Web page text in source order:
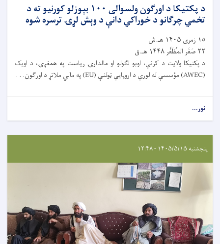
د پکتیکا د اورګون ولسوالی ۱۰۰ بېوزلو کورنیو ته د
تخمي چرګانو د خوراکي دانې د وېش لړۍ ترسره شوه
١٥ زمری ۱۴۰۵ هـ.ش
٢٢ صَفَر المُظَفَّر ۱۴۴۸ هـ.ق
د پکتیکا ولایت د کرنې، اوبو لګولو او مالدارۍ ریاست په همغږۍ، د اویک
(AWEC) مؤسسې له لوري د اروپایي ټولنې (EU) په مالي ملاتړ د اورګون. . .
نور...
پنجشنبه ۱۴۰۵/۵/۱۵ - ۱۲:۴۸